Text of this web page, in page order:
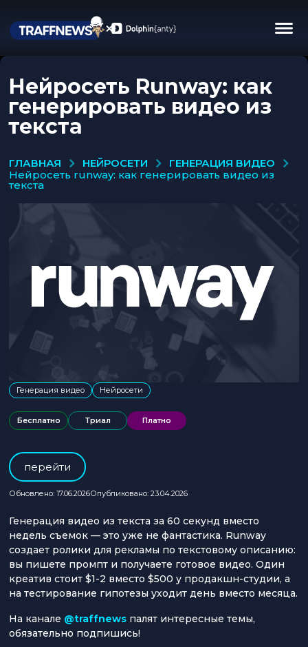
Нейросеть Runway: как
генерировать видео из
текста
ГЛАВНАЯ НЕЙРОСЕТИ
ГЕНЕРАЦИЯ ВИДЕО
нейросеть runway: как генерировать видео из
текста
Генерация видео Нейросети
Бесплатно Триал Платно
перейти
Обновлено: 17.06.2026Опубликовано: 23.04.2026
Генерация видео из текста за 60 секунд вместо
недель съемок — это уже не фантастика. Runway
создает ролики для рекламы по текстовому описанию:
вы пишете промпт и получаете готовое видео. Один
креатив стоит $1-2 вместо $500 у продакшн-студии, а
на тестирование гипотезы уходит день вместо месяца.
На канале @traffnews палят интересные темы,
обязательно подпишись!